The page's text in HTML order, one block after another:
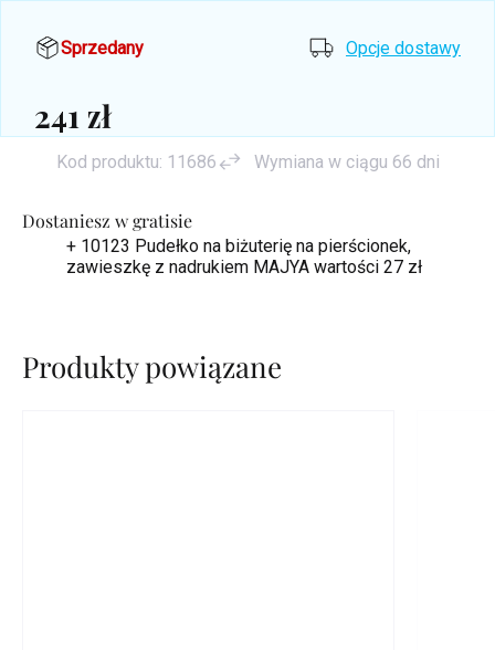
Dostaniesz w gratisie
+ 10123 Pudełko na biżuterię na pierścionek,
zawieszkę z nadrukiem MAJYA wartości 27 zł
Sprzedany Opcje dostawy
241 zł
jednostkowa:
Kod produktu: 11686 Wymiana w ciągu 66 dni
Produkty powiązane